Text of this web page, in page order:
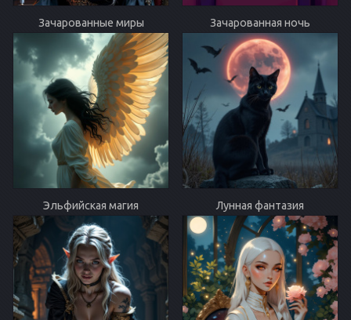
Зачарованные миры Зачарованная ночь
Эльфийская магия Лунная фантазия